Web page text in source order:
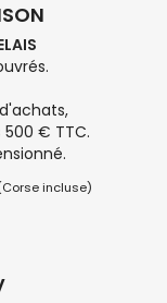
€ TTC.
incluse)